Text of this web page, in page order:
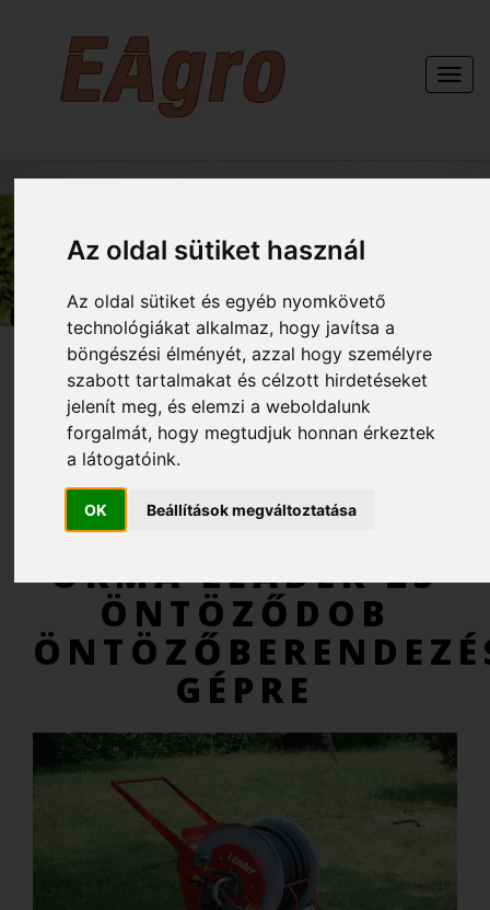
Az oldal sütiket használ
Az oldal sütiket és egyéb nyomkövető
technológiákat alkalmaz, hogy javítsa a
böngészési élményét, azzal hogy személyre
szabott tartalmakat és célzott hirdetéseket
jelenít meg, és elemzi a weboldalunk
forgalmát, hogy megtudjuk honnan érkeztek
a látogatóink.
OK Beállítások megváltoztatása
KAPCSOLAT
AJÁNLATKÉRÉS
ORMA LEADER 25
ÖNTÖZŐDOB
GÉPRE